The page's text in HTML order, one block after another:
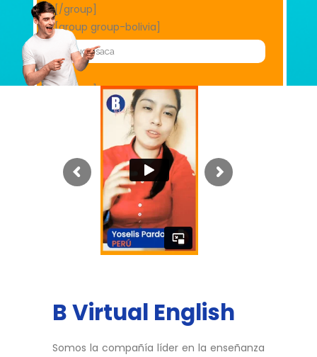
[/group]
[group group-bolivia]
[/group]
[group group-chile]
[/group]
[group group-colombia]
[group group-cuba]
B Virtual English
Somos la compañía líder en la enseñanza